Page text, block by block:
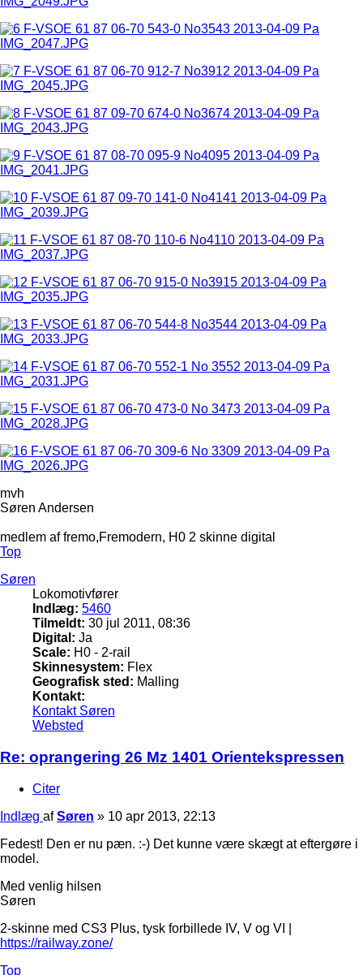
mvh
Søren Andersen
medlem af fremo,Fremodern, H0 2 skinne digital
Top
Søren
Lokomotivfører
Indlæg: 5460
Tilmeldt: 30 jul 2011, 08:36
Digital: Ja
Scale: H0 - 2-rail
Skinnesystem: Flex
Geografisk sted: Malling
Kontakt:
Kontakt Søren
Websted
Re: oprangering 26 Mz 1401 Orientekspressen
Citer
Indlæg afSøren » 10 apr 2013, 22:13
Fedest! Den er nu pæn. :-) Det kunne være skægt at eftergøre i
model.
Med venlig hilsen
Søren
2-skinne med CS3 Plus, tysk forbillede IV, V og VI |
https://railway.zone/
Top